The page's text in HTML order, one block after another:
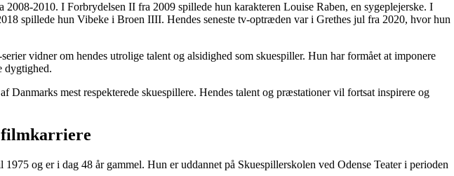
2010. I Forbrydelsen II fra 2009 spillede hun karakteren Louise Raben, en sygeplejerske. I
spillede hun Vibeke i Broen IIII. Hendes seneste tv-optræden var i Grethes jul fra 2020, hvor hun
vidner om hendes utrolige talent og alsidighed som skuespiller. Hun har formået at imponere
dygtighed.
mest respekterede skuespillere. Hendes talent og præstationer vil fortsat inspirere og
filmkarriere
og er i dag 48 år gammel. Hun er uddannet på Skuespillerskolen ved Odense Teater i perioden